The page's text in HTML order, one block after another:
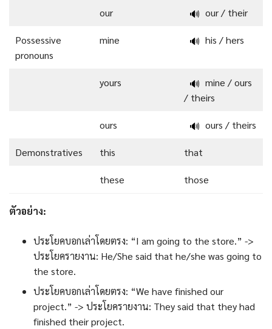
our 🔊 our / their
Possessive
pronouns
mine 🔊 his / hers
yours 🔊 mine / ours
/ theirs
ours 🔊 ours / theirs
Demonstratives this that
these those
ตัวอย่าง:
ประโยคบอกเล่าโดยตรง: “I am going to the store.” ->
ประโยครายงาน: He/She said that he/she was going to
the store.
ประโยคบอกเล่าโดยตรง: “We have finished our
project.” -> ประโยครายงาน: They said that they had
finished their project.